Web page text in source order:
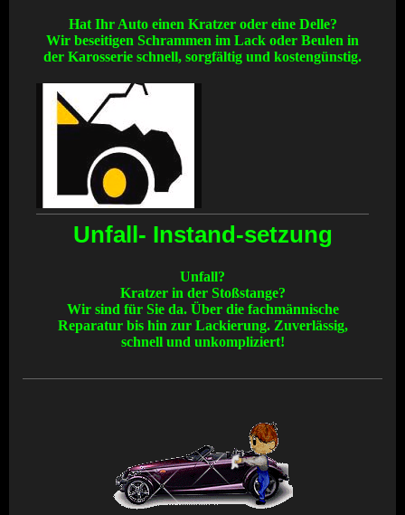
Hat Ihr Auto einen Kratzer oder eine Delle?
Wir beseitigen Schrammen im Lack oder Beulen in
der Karosserie schnell, sorgfältig und kostengünstig.
Unfall- Instand-setzung
Unfall?
Kratzer in der Stoßstange?
Wir sind für Sie da. Über die fachmännische
Reparatur bis hin zur Lackierung. Zuverlässig,
schnell und unkompliziert!